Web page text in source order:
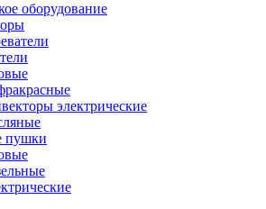
оборудование
электрические
пушки